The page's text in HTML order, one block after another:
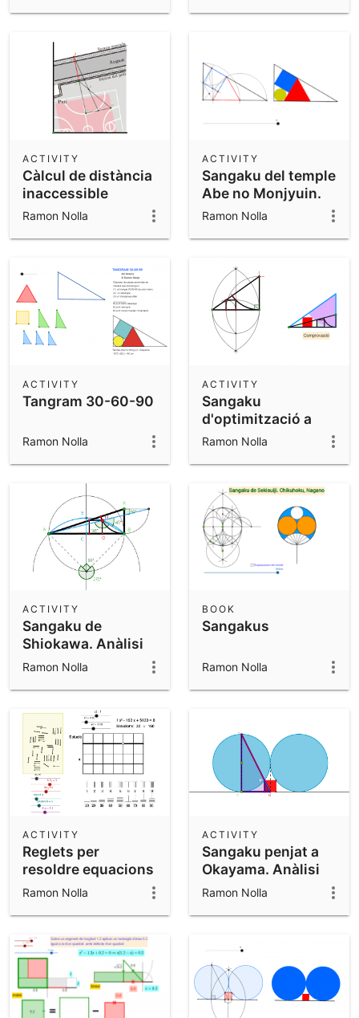
Càlcul de distància
inaccessible
ACTIVITY
Ramon Nolla
Sangaku del temple
Abe no Monjyuin.
Fukushima
ACTIVITY
Ramon Nolla
Tangram 30-60-90
ACTIVITY
Ramon Nolla
Sangaku
d'optimització a
Shiokawa, Nagano
ACTIVITY
Ramon Nolla
Sangaku de
Shiokawa. Anàlisi
ACTIVITY
Ramon Nolla
Sangakus
BOOK
Ramon Nolla
Reglets per
resoldre equacions
de 2n grau
ACTIVITY
Ramon Nolla
Sangaku penjat a
Okayama. Anàlisi
per semblança
ACTIVITY
Ramon Nolla